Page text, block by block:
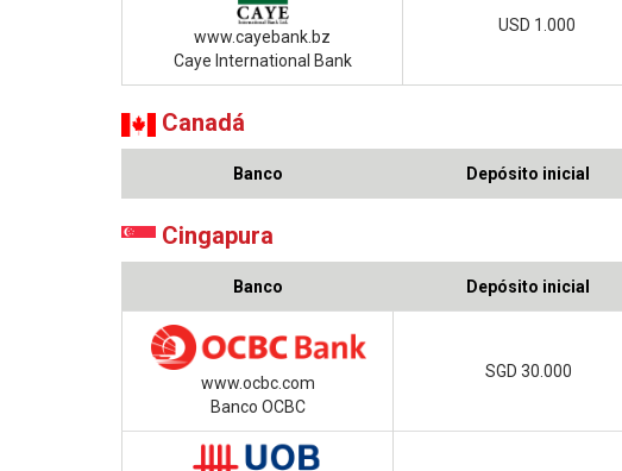
www.cayebank.bz
Caye International Bank
USD 1.000
Canadá
Banco Depósito inicial
Cingapura
Banco Depósito inicial
www.ocbc.com
Banco OCBC
SGD 30.000